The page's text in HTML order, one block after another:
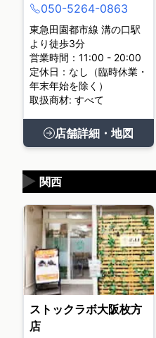
050-5264-0863
東急田園都市線 溝の口駅
より徒歩3分
営業時間：11:00 - 20:00
定休日：なし（臨時休業・
年末年始を除く）
取扱商材: すべて
店舗詳細・地図
関西
▶
ストックラボ大阪枚方
店